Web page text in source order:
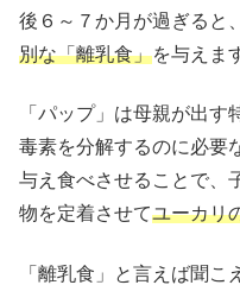
後６～７か月が過ぎると
別な「離乳食」を与えま
「パップ」は母親が出
毒素を分解するのに必要
与え食べさせることで、
物を定着させてユーカリ
「離乳食」と言えば聞